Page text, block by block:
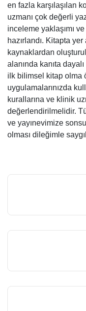
en fazla karşılaşılan
uzmanı çok değerli
inceleme yaklaşımı
hazırlandı. Kitapta
kaynaklardan
alanında kanıta
ilk bilimsel kitap olma
uygulamalarınızda
kurallarına ve klinik
değerlendirilmelidir.
ve yayınevimize
olması dileğimle
Bu
Görüş ve önerileriniz
Ürün resmi kalitesiz,
Ürün fiyatı diğer